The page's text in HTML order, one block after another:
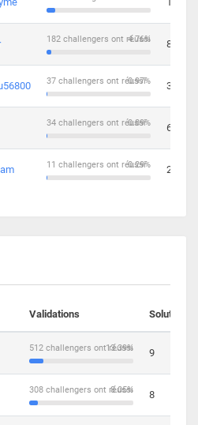
4.76%
182 challengers ont réussi 8
0.97%
37 challengers ont réussi 3
0.89%
34 challengers ont réussi 6
0.29%
11 challengers ont réussi 2
Validations Solutions
13.39%
512 challengers ont réussi 9
8.05%
308 challengers ont réussi 8